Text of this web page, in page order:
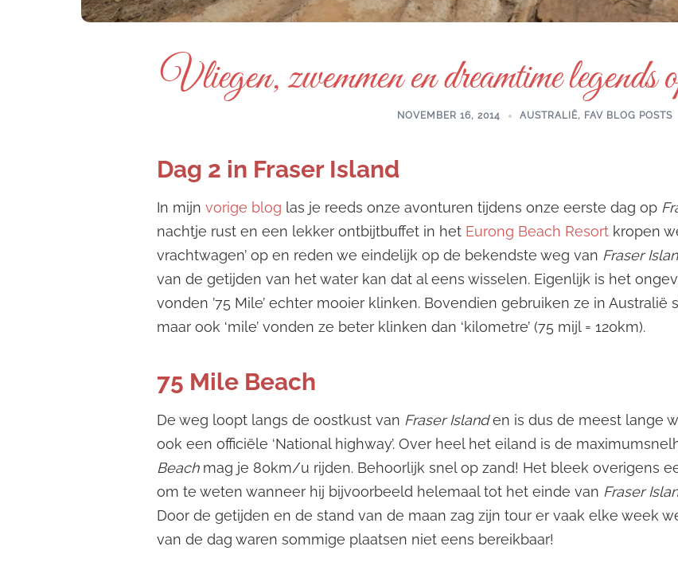
Vliegen, zwemmen en dreamtime
NOVEMBER 16, 2014 AUSTRALIË, FAV BLOG POSTS
Dag 2 in Fraser Island
In mijn vorige blog las je reeds onze avonturen tijdens onze eerste dag op
nachtje rust en een lekker ontbijtbuffet in het Eurong Beach Resort kropen
vrachtwagen’ op en reden we eindelijk op de bekendste weg van Fraser
van de getijden van het water kan dat al eens wisselen. Eigenlijk is het
vonden ’75 Mile’ echter mooier klinken. Bovendien gebruiken ze in Australië
maar ook ‘mile’ vonden ze beter klinken dan ‘kilometre’ (75 mijl = 120km).
75 Mile Beach
De weg loopt langs de oostkust van Fraser Islanden is dus de meest lange
ook een officiële ‘National highway’. Over heel het eiland is de
Beach mag je 80km/u rijden. Behoorlijk snel op zand! Het bleek overigens
om te weten wanneer hij bijvoorbeeld helemaal tot het einde van Fraser
Door de getijden en de stand van de maan zag zijn tour er vaak elke week
van de dag waren sommige plaatsen niet eens bereikbaar!